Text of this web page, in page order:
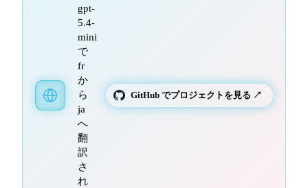
gpt-
5.4-
mini
で
fr
か
ら
ja
へ
翻
訳
さ
れ
GitHub でプロジェクトを見る ↗